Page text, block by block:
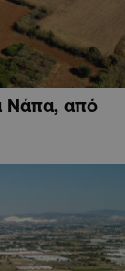
Νάπα, από